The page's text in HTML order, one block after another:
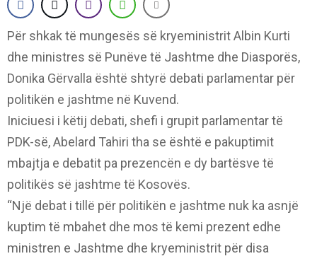
Për shkak të mungesës së kryeministrit Albin Kurti
dhe ministres së Punëve të Jashtme dhe Diasporës,
Donika Gërvalla është shtyrë debati parlamentar për
politikën e jashtme në Kuvend.
Iniciuesi i këtij debati, shefi i grupit parlamentar të
PDK-së, Abelard Tahiri tha se është e pakuptimit
mbajtja e debatit pa prezencën e dy bartësve të
politikës së jashtme të Kosovës.
“Një debat i tillë për politikën e jashtme nuk ka asnjë
kuptim të mbahet dhe mos të kemi prezent edhe
ministren e Jashtme dhe kryeministrit për disa